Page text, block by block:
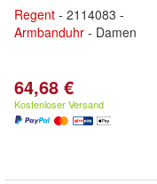
Regent - 2114083 -
Armbanduhr - Damen
64,68 €
Kostenloser Versand